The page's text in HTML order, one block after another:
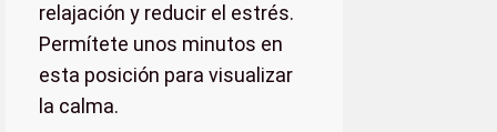
relajación y reducir el estrés.
Permítete unos minutos en
esta posición para visualizar
la calma.